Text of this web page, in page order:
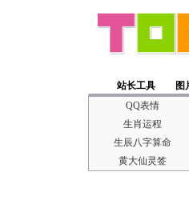
站长工具 图
QQ表情
生肖运程
生辰八字算命
黄大仙灵签